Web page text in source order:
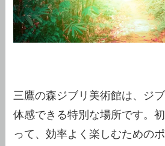
三鷹の森ジブリ美術館は、ジ
体感できる特別な場所です。
って、効率よく楽しむための